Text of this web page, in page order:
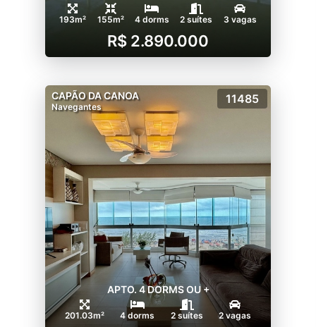
193m² 155m² 4 dorms 2 suítes 3 vagas
R$ 2.890.000
CAPÃO DA CANOA
Navegantes
11485
APTO. 4 DORMS OU +
201.03m² 4 dorms 2 suítes 2 vagas